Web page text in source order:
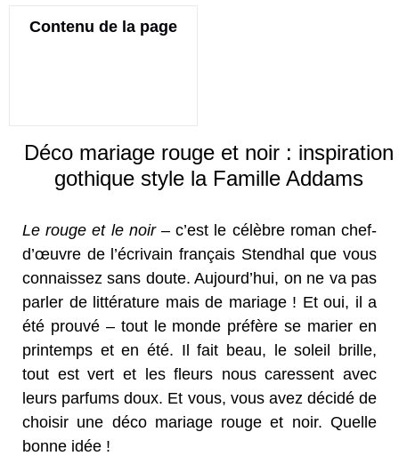
Contenu de la page
Déco mariage rouge et noir : inspiration
gothique style la Famille Addams
Le rouge et le noir– c’est le célèbre roman chef-
d’œuvre de l’écrivain français Stendhal que vous
connaissez sans doute. Aujourd’hui, on ne va pas
parler de littérature mais de mariage ! Et oui, il a
été prouvé – tout le monde préfère se marier en
printemps et en été. Il fait beau, le soleil brille,
tout est vert et les fleurs nous caressent avec
leurs parfums doux. Et vous, vous avez décidé de
choisir une déco mariage rouge et noir. Quelle
bonne idée !